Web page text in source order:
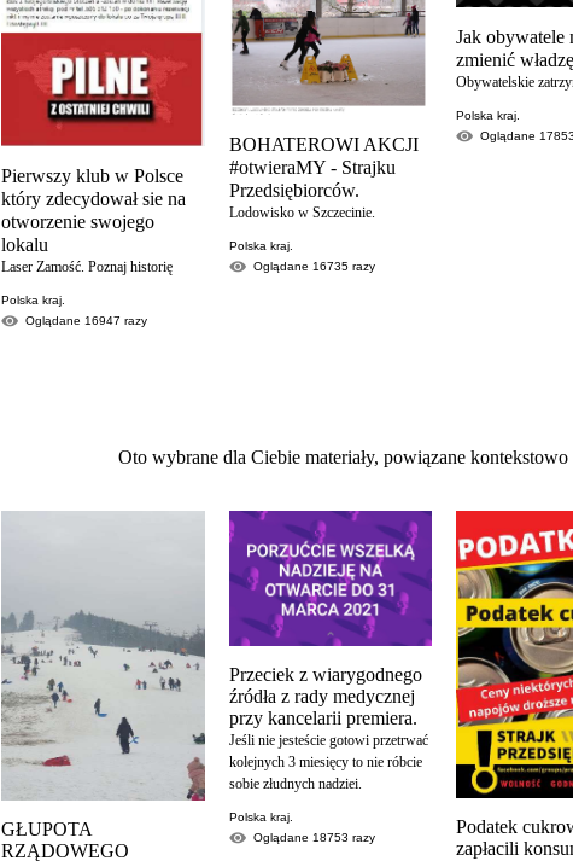
Pierwszy klub w Polsce
który zdecydował sie na
otworzenie swojego
lokalu
Laser Zamość. Poznaj historię
Polska kraj.
Oglądane 16947razy
BOHATEROWI AKCJI
#otwieraMY - Strajku
Przedsiębiorców.
Lodowisko w Szczecinie.
Polska kraj.
Oglądane 16735 razy
Jak obywatele
zmienić
Obywatelskie
Polska kraj.
Oglądane 17853
Oto wybrane dla Ciebie materiały, powiązane kontekstowo
GŁUPOTA
RZĄDOWEGO
Przeciek z wiarygodnego
źródła z rady medycznej
przy kancelarii premiera.
Jeśli nie jesteście gotowi przetrwać
kolejnych 3 miesięcy to nie róbcie
sobie złudnych nadziei.
Polska kraj.
Oglądane 18753 razy
Podatek
zapłacili